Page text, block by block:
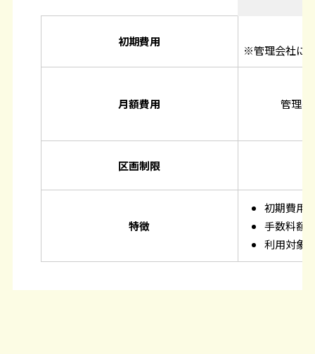
初期費用
※管理会社に
月額費用 管理
区画制限
特徴
初期費用
手数料額
利用対象